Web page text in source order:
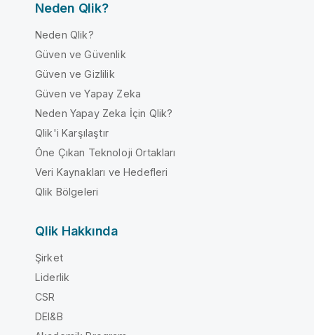
Neden Qlik?
Neden Qlik?
Güven ve Güvenlik
Güven ve Gizlilik
Güven ve Yapay Zeka
Neden Yapay Zeka İçin Qlik?
Qlik'i Karşılaştır
Öne Çıkan Teknoloji Ortakları
Veri Kaynakları ve Hedefleri
Qlik Bölgeleri
Qlik Hakkında
Şirket
Liderlik
CSR
DEI&B